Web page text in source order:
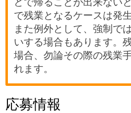
で残業となるケースは発
また例外として、強制で
いする場合もあります。
場合、勿論その際の残業
れます。
応募情報